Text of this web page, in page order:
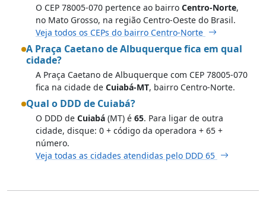
O CEP 78005-070 pertence ao bairro Centro-Norte,
no Mato Grosso, na região Centro-Oeste do Brasil.
Veja todos os CEPs do bairro Centro-Norte
A Praça Caetano de Albuquerque fica em qual
cidade?
A Praça Caetano de Albuquerque com CEP 78005-070
fica na cidade de Cuiabá-MT, bairro Centro-Norte.
Qual o DDD de Cuiabá?
O DDD de Cuiabá (MT) é 65. Para ligar de outra
cidade, disque: 0 + código da operadora + 65 +
número.
Veja todas as cidades atendidas pelo DDD 65